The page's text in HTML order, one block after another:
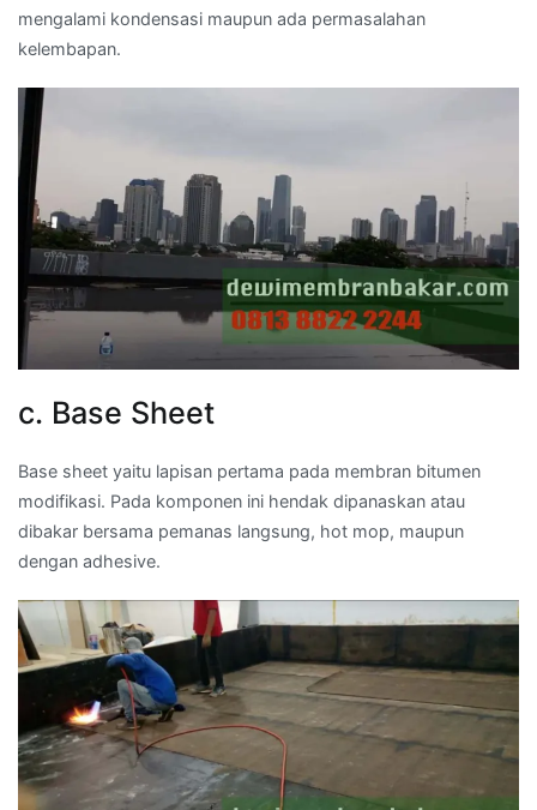
mengalami kondensasi maupun ada permasalahan
kelembapan.
c. Base Sheet
Base sheet yaitu lapisan pertama pada membran bitumen
modifikasi. Pada komponen ini hendak dipanaskan atau
dibakar bersama pemanas langsung, hot mop, maupun
dengan adhesive.